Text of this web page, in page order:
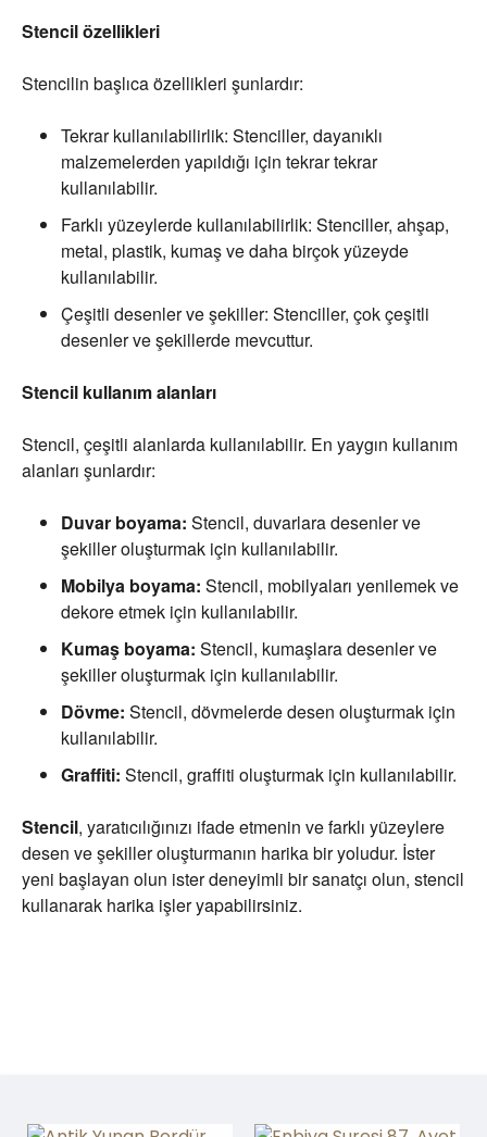
Stencil özellikleri
Stencilin başlıca özellikleri şunlardır:
Tekrar kullanılabilirlik: Stenciller, dayanıklı
malzemelerden yapıldığı için tekrar tekrar
kullanılabilir.
Farklı yüzeylerde kullanılabilirlik: Stenciller, ahşap,
metal, plastik, kumaş ve daha birçok yüzeyde
kullanılabilir.
Çeşitli desenler ve şekiller: Stenciller, çok çeşitli
desenler ve şekillerde mevcuttur.
Stencil kullanım alanları
Stencil, çeşitli alanlarda kullanılabilir. En yaygın kullanım
alanları şunlardır:
Duvar boyama: Stencil, duvarlara desenler ve
şekiller oluşturmak için kullanılabilir.
Mobilya boyama: Stencil, mobilyaları yenilemek ve
dekore etmek için kullanılabilir.
Kumaş boyama: Stencil, kumaşlara desenler ve
şekiller oluşturmak için kullanılabilir.
Dövme: Stencil, dövmelerde desen oluşturmak için
kullanılabilir.
Graffiti: Stencil, graffiti oluşturmak için kullanılabilir.
Stencil, yaratıcılığınızı ifade etmenin ve farklı yüzeylere
desen ve şekiller oluşturmanın harika bir yoludur. İster
yeni başlayan olun ister deneyimli bir sanatçı olun, stencil
kullanarak harika işler yapabilirsiniz.